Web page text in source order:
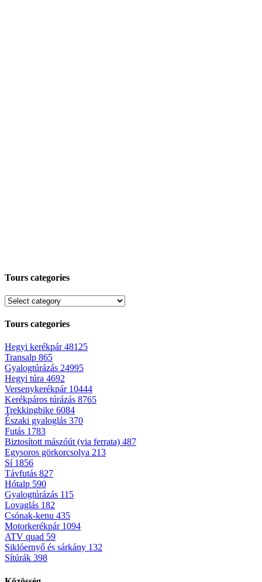
Tours categories
Tours categories
Hegyi kerékpár48125
Transalp 865
Gyalogtúrázás 24995
Hegyi túra 4692
Versenykerékpár 10444
Kerékpáros túrázás 8765
Trekkingbike 6084
Északi gyaloglás 370
Futás 1783
Biztosított mászóút (via ferrata) 487
Egysoros görkorcsolya 213
Sí 1856
Távfutás 827
Hótalp 590
Gyalogtúrázás 115
Lovaglás 182
Csónak-kenu 435
Motorkerékpár 1094
ATV quad 59
Siklóernyő és sárkány 132
Sítúrák 398